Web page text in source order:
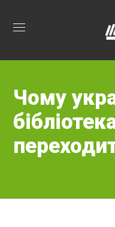
Чому